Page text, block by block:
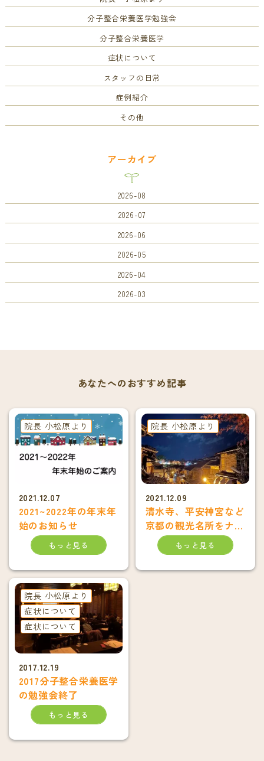
分子整合栄養医学勉強会
分子整合栄養医学
症状について
スタッフの日常
症例紹介
その他
アーカイブ
2026-08
2026-07
2026-06
2026-05
2026-04
2026-03
あなたへのおすすめ記事
院長 小松原より
2021.12.07
2021~2022年の年末年
始のお知らせ
もっと見る
院長 小松原より
2021.12.09
清水寺、平安神宮など
京都の観光名所をナイ
トラン＆ウォーク
もっと見る
院長 小松原より
症状について
症状について
2017.12.19
2017分子整合栄養医学
の勉強会終了
もっと見る